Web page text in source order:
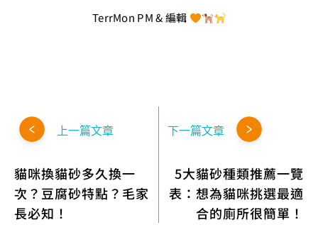
TerrMon PM & 編輯
上一篇文章
貓咪換貓砂多久換一
次？豆腐砂特點？毛家
長必知！
下一篇文章
5大貓砂種類推薦一覽
表：想為貓咪挑選最適
合的廁所很簡單！